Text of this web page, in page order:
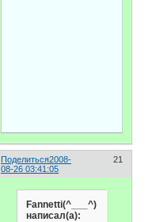
Поделиться 21
2008-
08-26 03:41:05
Fannetti(^___^)
написал(а):